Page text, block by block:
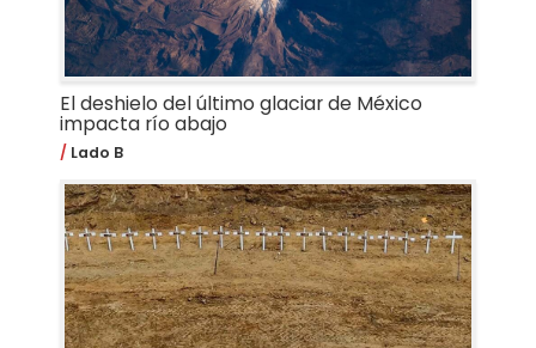
El deshielo del último glaciar de México
impacta río abajo
Lado B